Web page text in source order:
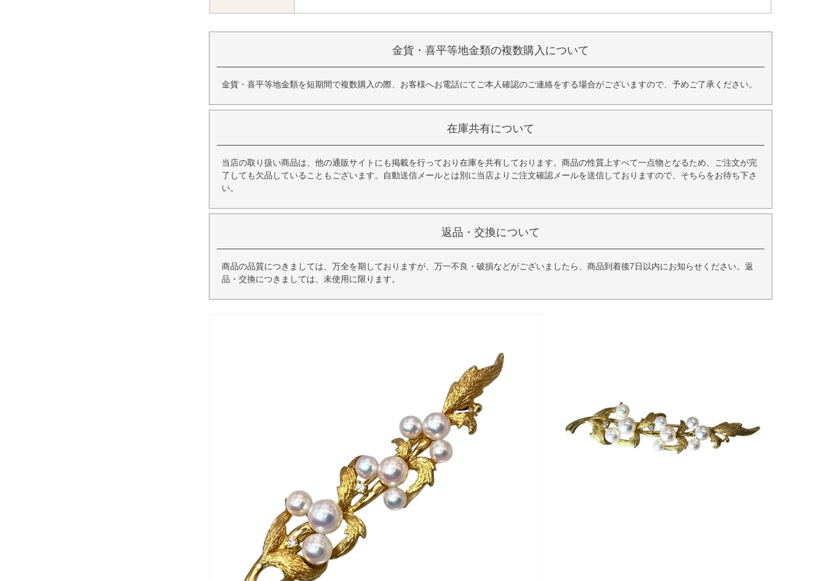
金貨・喜平等地金類の複数購入について
金貨・喜平等地金類を短期間で複数購入の際、お客様へお電話にてご本人確認のご連絡をする場合がございますので、予めご了承ください。
在庫共有について
当店の取り扱い商品は、他の通販サイトにも掲載を行っており在庫を共有しております。商品の性質上すべて一点物となるため、ご注文が完
了しても欠品していることもございます。自動送信メールとは別に当店よりご注文確認メールを送信しておりますので、そちらをお待ち下さ
い。
返品・交換について
商品の品質につきましては、万全を期しておりますが、万一不良・破損などがございましたら、商品到着後7日以内にお知らせください。返
品・交換につきましては、未使用に限ります。